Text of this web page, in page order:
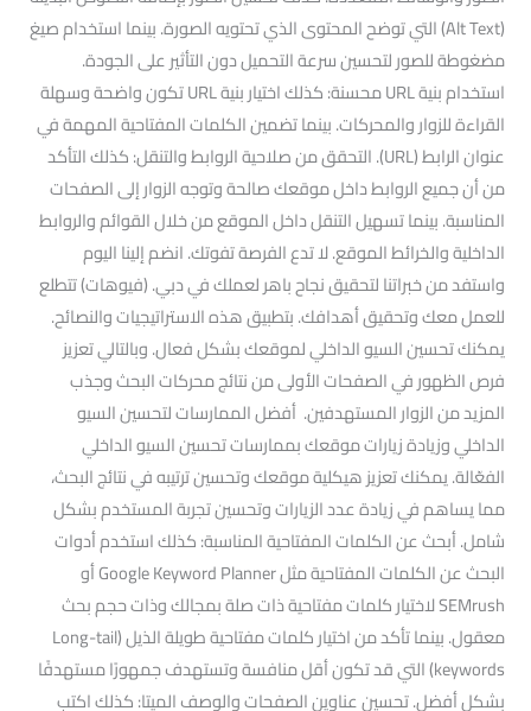
(Alt Text) التي توضح المحتوى الذي تحتويه الصورة. بينما استخدام صيغ
مضغوطة للصور لتحسين سرعة التحميل دون التأثير على الجودة.
استخدام بنية URL محسنة: كذلك اختيار بنية URL تكون واضحة وسهلة
القراءة للزوار والمحركات. بينما تضمين الكلمات المفتاحية المهمة في
عنوان الرابط (URL). التحقق من صلاحية الروابط والتنقل: كذلك التأكد
من أن جميع الروابط داخل موقعك صالحة وتوجه الزوار إلى الصفحات
المناسبة. بينما تسهيل التنقل داخل الموقع من خلال القوائم والروابط
الداخلية والخرائط الموقع. لا تدع الفرصة تفوتك. انضم إلينا اليوم
واستفد من خبراتنا لتحقيق نجاح باهر لعملك في دبي. (فيوهات) تتطلع
للعمل معك وتحقيق أهدافك. بتطبيق هذه الاستراتيجيات والنصائح.
يمكنك تحسين السيو الداخلي لموقعك بشكل فعال. وبالتالي تعزيز
فرص الظهور في الصفحات الأولى من نتائج محركات البحث وجذب
المزيد من الزوار المستهدفين. أفضل الممارسات لتحسين السيو
الداخلي وزيادة زيارات موقعك بممارسات تحسين السيو الداخلي
الفعّالة. يمكنك تعزيز هيكلية موقعك وتحسين ترتيبه في نتائج البحث،
مما يساهم في زيادة عدد الزيارات وتحسين تجربة المستخدم بشكل
شامل. أبحث عن الكلمات المفتاحية المناسبة: كذلك استخدم أدوات
البحث عن الكلمات المفتاحية مثل Google Keyword Planner أو
SEMrush لاختيار كلمات مفتاحية ذات صلة بمجالك وذات حجم بحث
معقول. بينما تأكد من اختيار كلمات مفتاحية طويلة الذيل (Long-tail
keywords) التي قد تكون أقل منافسة وتستهدف جمهورًا مستهدفًا
بشكل أفضل. تحسين عناوين الصفحات والوصف الميتا: كذلك اكتب